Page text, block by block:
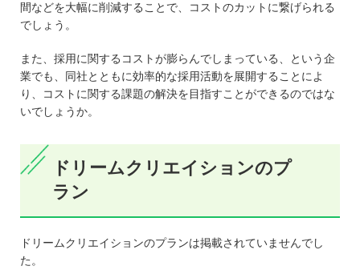
間などを大幅に削減することで、コストのカットに繋げられる
でしょう。
また、採用に関するコストが膨らんでしまっている、という企
業でも、同社とともに効率的な採用活動を展開することによ
り、コストに関する課題の解決を目指すことができるのではな
いでしょうか。
ドリームクリエイションのプ
ラン
ドリームクリエイションのプランは掲載されていませんでし
た。